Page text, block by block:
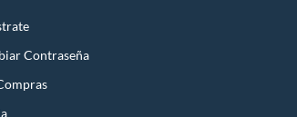
Contraseña